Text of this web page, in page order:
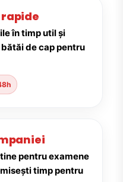
în timp util și
de cap pentru
pentru examene
timp pentru